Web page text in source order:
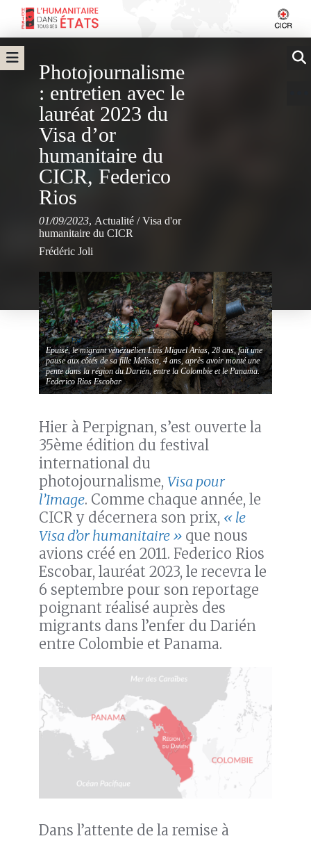
Photojournalisme
: entretien avec le
lauréat 2023 du
Visa d’or
humanitaire du
CICR, Federico
Rios
01/09/2023, Actualité /Visa d'or
humanitaire du CICR
Frédéric Joli
Epuisé, le migrant vénézuélien Luis Miguel Arias, 28 ans, fait une
pause aux côtés de sa fille Melissa, 4 ans, après avoir monté une
pente dans la région du Darién, entre la Colombie et le Panama.
Federico Rios Escobar
Hier à Perpignan, s’est ouverte la
35ème édition du festival
international du
photojournalisme, Visa pour
l’Image. Comme chaque année, le
CICR y décernera son prix, « le
Visa d’or humanitaire » que nous
avions créé en 2011. Federico Rios
Escobar, lauréat 2023, le recevra le
6 septembre pour son reportage
poignant réalisé auprès des
migrants dans l’enfer du Darién
entre Colombie et Panama.
Dans l’attente de la remise à